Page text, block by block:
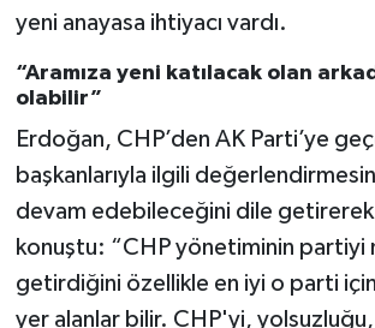
yeni anayasa ihtiyacı vardı.
“Aramıza yeni katılacak olan
olabilir”
Erdoğan, CHP’den AK Parti’ye
başkanlarıyla ilgili
devam edebileceğini dile
konuştu: “CHP yönetiminin partiyi
getirdiğini özellikle en iyi o parti
yer alanlar bilir. CHP'yi, yolsuzluğu,